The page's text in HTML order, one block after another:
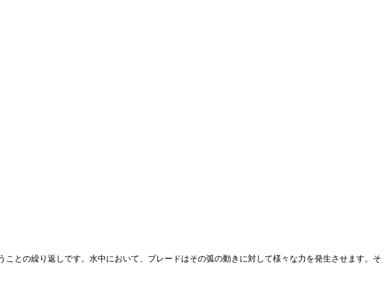
との繰り返しです。水中において、ブレードはその弧の動きに対して様々な力を発生させます。そ